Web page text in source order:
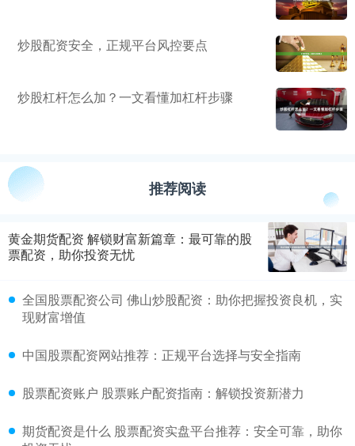
炒股配资安全，正规平台风控要点
炒股杠杆怎么加？一文看懂加杠杆步骤
推荐阅读
黄金期货配资 解锁财富新篇章：最可靠的股
票配资，助你投资无忧
全国股票配资公司 佛山炒股配资：助你把握投资良机，实
现财富增值
中国股票配资网站推荐：正规平台选择与安全指南
股票配资账户 股票账户配资指南：解锁投资新潜力
期货配资是什么 股票配资实盘平台推荐：安全可靠，助你